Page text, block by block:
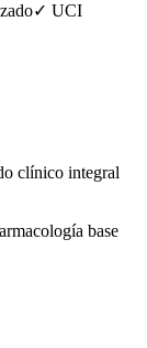
✓ UCI
clínico integral
base